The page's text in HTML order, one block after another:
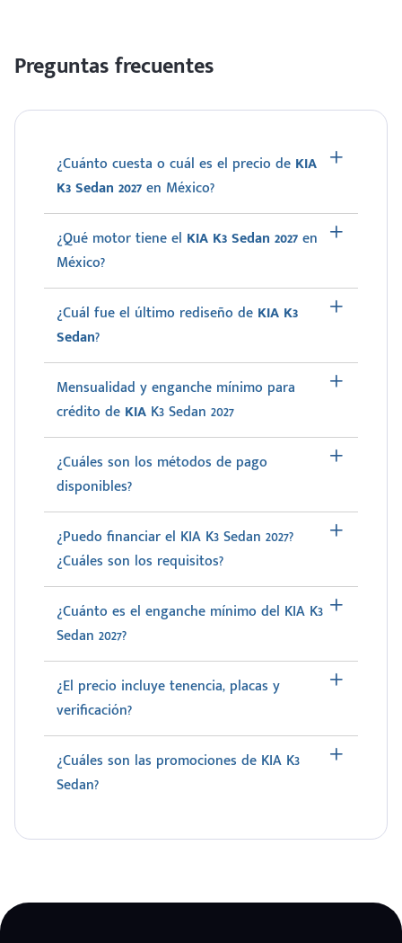
Preguntas frecuentes
¿Cuánto cuesta o cuál es el precio de KIA
K3 Sedan 2027en México?
¿Qué motor tiene el KIA K3 Sedan 2027en
México?
¿Cuál fue el último rediseño de KIA K3
Sedan?
Mensualidad y enganche mínimo para
crédito de KIA K3 Sedan 2027
¿Cuáles son los métodos de pago
disponibles?
¿Puedo financiar el KIA K3 Sedan 2027?
¿Cuáles son los requisitos?
¿Cuánto es el enganche mínimo del KIA K3
Sedan 2027?
¿El precio incluye tenencia, placas y
verificación?
¿Cuáles son las promociones de KIA K3
Sedan?